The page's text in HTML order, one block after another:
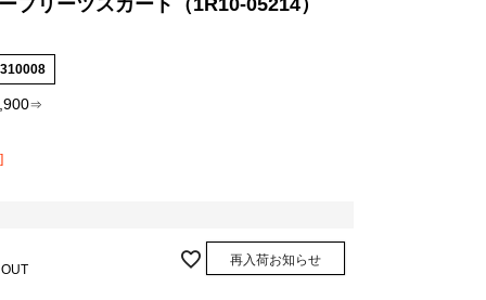
プリーツスカート（1R10-05214）
⇒
再入荷お知らせ